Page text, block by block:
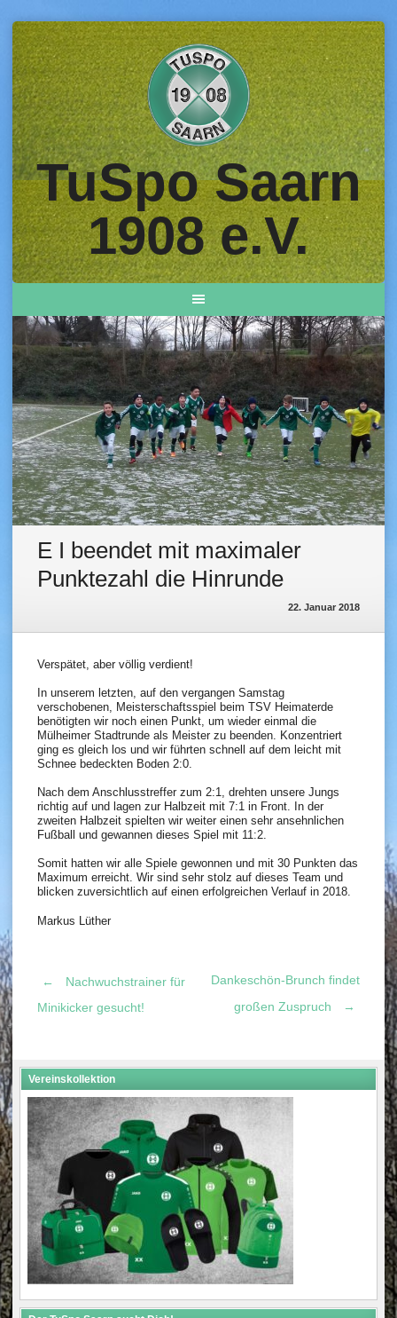
Skip
to
content
TuSpo Saarn
1908 e.V.
E I beendet mit maximaler
Punktezahl die Hinrunde
22. Januar 2018
Verspätet, aber völlig verdient!
In unserem letzten, auf den vergangen Samstag
verschobenen, Meisterschaftsspiel beim TSV Heimaterde
benötigten wir noch einen Punkt, um wieder einmal die
Mülheimer Stadtrunde als Meister zu beenden. Konzentriert
ging es gleich los und wir führten schnell auf dem leicht mit
Schnee bedeckten Boden 2:0.
Nach dem Anschlusstreffer zum 2:1, drehten unsere Jungs
richtig auf und lagen zur Halbzeit mit 7:1 in Front. In der
zweiten Halbzeit spielten wir weiter einen sehr ansehnlichen
Fußball und gewannen dieses Spiel mit 11:2.
Somit hatten wir alle Spiele gewonnen und mit 30 Punkten das
Maximum erreicht. Wir sind sehr stolz auf dieses Team und
blicken zuversichtlich auf einen erfolgreichen Verlauf in 2018.
Markus Lüther
Post
navigation
←
Nachwuchstrainer für
Minikicker gesucht!
Dankeschön-Brunch findet
großen Zuspruch
→
Vereinskollektion